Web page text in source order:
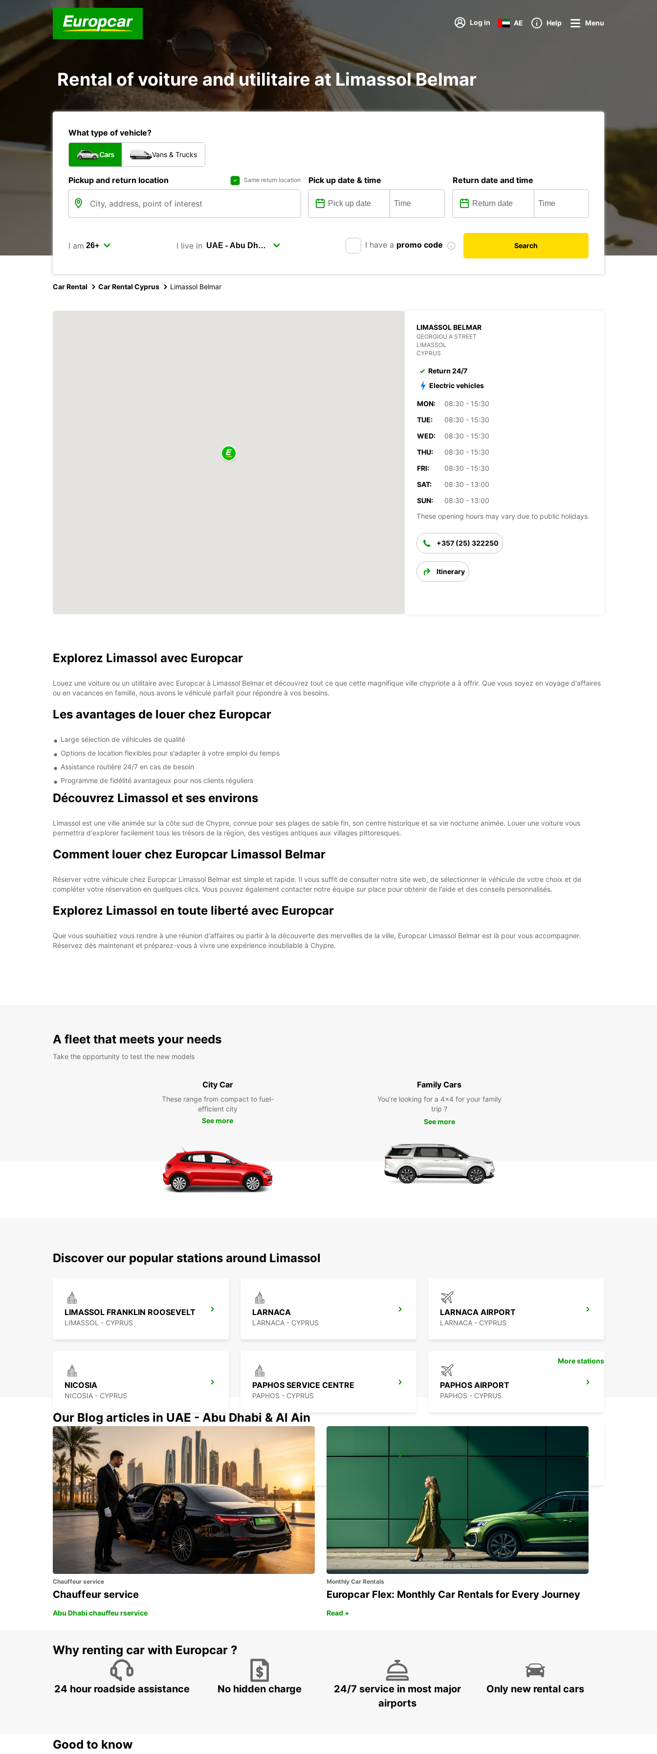
Log in AE Help Menu
Rental of voiture and utilitaire at Limassol Belmar
What type of vehicle?
Cars Vans & Trucks
Pickup and return location Same return location Pick up date & time Return date and time
I am I live in I have a promo code Search
Car Rental Car Rental Cyprus Limassol Belmar
LIMASSOL BELMAR
GEORGIOU A STREET
LIMASSOL
CYPRUS
Return 24/7
Electric vehicles
MON:
08:30 - 15:30
TUE:
08:30 - 15:30
WED:
08:30 - 15:30
THU:
08:30 - 15:30
FRI:
08:30 - 15:30
SAT:
08:30 - 13:00
SUN:
08:30 - 13:00
These opening hours may vary due to public holidays.
+357 (25) 322250
Itinerary
Explorez Limassol avec Europcar
Louez une voiture ou un utilitaire avec Europcar à Limassol Belmar et découvrez tout ce que cette magnifique ville chypriote a à offrir. Que vous soyez en voyage d'affaires
ou en vacances en famille, nous avons le véhicule parfait pour répondre à vos besoins.
Les avantages de louer chez Europcar
Large sélection de véhicules de qualité
Options de location flexibles pour s'adapter à votre emploi du temps
Assistance routière 24/7 en cas de besoin
Programme de fidélité avantageux pour nos clients réguliers
Découvrez Limassol et ses environs
Limassol est une ville animée sur la côte sud de Chypre, connue pour ses plages de sable fin, son centre historique et sa vie nocturne animée. Louer une voiture vous
permettra d'explorer facilement tous les trésors de la région, des vestiges antiques aux villages pittoresques.
Comment louer chez Europcar Limassol Belmar
Réserver votre véhicule chez Europcar Limassol Belmar est simple et rapide. Il vous suffit de consulter notre site web, de sélectionner le véhicule de votre choix et de
compléter votre réservation en quelques clics. Vous pouvez également contacter notre équipe sur place pour obtenir de l'aide et des conseils personnalisés.
Explorez Limassol en toute liberté avec Europcar
Que vous souhaitiez vous rendre à une réunion d'affaires ou partir à la découverte des merveilles de la ville, Europcar Limassol Belmar est là pour vous accompagner.
Réservez dès maintenant et préparez-vous à vivre une expérience inoubliable à Chypre.
A fleet that meets your needs
Take the opportunity to test the new models
City Car
These range from compact to fuel-
efficient city
See more
Family Cars
You’re looking for a 4x4 for your family
trip ?
See more
Discover our popular stations around Limassol
LIMASSOL FRANKLIN ROOSEVELT
LIMASSOL - CYPRUS
LARNACA
LARNACA - CYPRUS
LARNACA AIRPORT
LARNACA - CYPRUS
NICOSIA
NICOSIA - CYPRUS
PAPHOS SERVICE CENTRE
PAPHOS - CYPRUS
PAPHOS AIRPORT
PAPHOS - CYPRUS
POLIS LATSI
POLIS - CYPRUS
PAPHOS
PAPHOS - CYPRUS
PROTARAS
More stations
Our Blog articles in UAE - Abu Dhabi & Al Ain
Chauffeur service
Chauffeur service
Abu Dhabi chauffeu rservice
Monthly Car Rentals
Europcar Flex: Monthly Car Rentals for Every Journey
Read +
Why renting car with Europcar ?
24 hour roadside assistance No hidden charge
24/7 service in most major
airports
Only new rental cars
Good to know